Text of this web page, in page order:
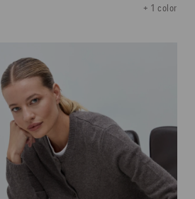
+ 1 color